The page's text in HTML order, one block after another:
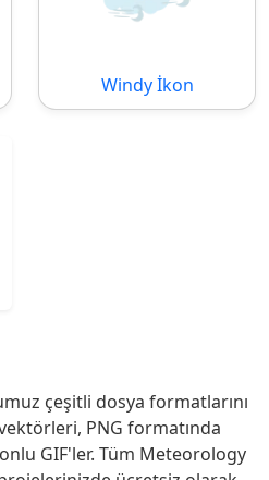
Windy İkon
çeşitli dosya formatlarını
PNG formatında
GIF'ler. Tüm Meteorology